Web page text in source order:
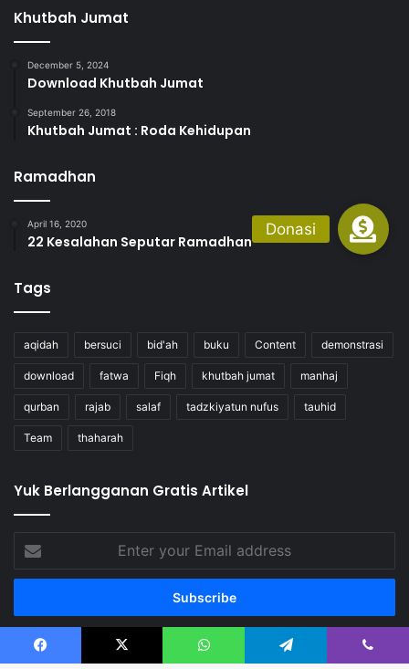
Khutbah Jumat
December 5, 2024
Download Khutbah Jumat
September 26, 2018
Khutbah Jumat : Roda Kehidupan
Ramadhan
April 16, 2020
22 Kesalahan Seputar Ramadhan
Tags
aqidah bersuci bid'ah buku Content demonstrasi
download fatwa Fiqh khutbah jumat manhaj
qurban rajab salaf tadzkiyatun nufus tauhid
Team thaharah
Yuk Berlangganan Gratis Artikel
your
Email
Facebook X WhatsApp Telegram Viber